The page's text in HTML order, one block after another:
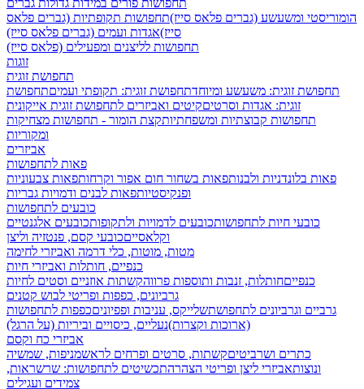
תחפושות פורים במידות גדולות גברים
הומוריסטי ומשעשע (גברים פלאס סייז)תחפושות תקופתיות (גברים פלאס
סייז)אגדות ועמים (גברים פלאס סייז)
תחפושות לליצנים ומפעילים (פלאס סייז)
זוגות
תחפושת זוגית
תחפושת זוגית: משעשע ומיוחדתחפושת זוגית: תקופתי ועמיםתחפושת
זוגית: אגדות וסרטיםקיטים ואביזרים לתחפושת זוגית אייקונית
תחפושות קבוצתיות ומשפחתיותקצת הומור - תחפושות מצחיקות
ומקוריות
אביזרים
פאות לתחפושות
פאות בלונדניות ולבנותפאות בשחור חום אפור וקרחותפאות צבעוניות
ופנקיסטיותפאות לבנים ודמויות גבריות
כובעים לתחפושות
כובעי חיות לתחפושותכובעים לדמויות ולתקופותכובעים אלגנטיים
וקלאסייםכובעי קסם, פנטזיה וליצן
מטות, מוטות, כלי דרמה ואביזרי לחימה
כנפיים, חותלות ואביזרי חיות
כנפייםחותלות, זנבות ותוספות פרווהקשתות אוזניים וסטים לחיות
גרביונים, כפפות ופריטי לבוש קטנים
גרביים וגרביונים לתחפושתשלייקס, עניבות ופפיוניםכפפות לתחפושות
(ארוכות וקצרות)נעליים, כיסויים וביריות (על הרגל)
אביזרי כח וקסם
כתרים ושרביטיםקשתות, סרטים ופרחים לראשמניפות, שמשיה
ונוצותאביזרי ליצן ופריטי הצהרהתכשיטים לתחפושות: שרשראות,
צמידים ועגילים